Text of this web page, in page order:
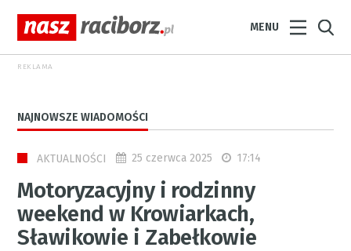
MENU
REKLAMA
NAJNOWSZE WIADOMOŚCI
AKTUALNOŚCI 25 czerwca 2025 17:14
Motoryzacyjny i rodzinny
weekend w Krowiarkach,
Sławikowie i Zabełkowie